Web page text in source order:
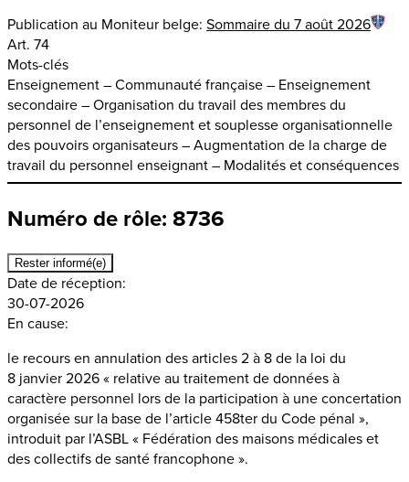
Publication au Moniteur belge: Sommaire du 7 août 2026
Art. 74
Mots-clés
Enseignement – Communauté française – Enseignement
secondaire – Organisation du travail des membres du
personnel de l’enseignement et souplesse organisationnelle
des pouvoirs organisateurs – Augmentation de la charge de
travail du personnel enseignant – Modalités et conséquences
Numéro de rôle: 8736
Rester informé(e)
Date de réception:
30-07-2026
En cause:
le recours en annulation des articles 2 à 8 de la loi du
8 janvier 2026 « relative au traitement de données à
caractère personnel lors de la participation à une concertation
organisée sur la base de l’article 458ter du Code pénal »,
introduit par l’ASBL « Fédération des maisons médicales et
des collectifs de santé francophone ».